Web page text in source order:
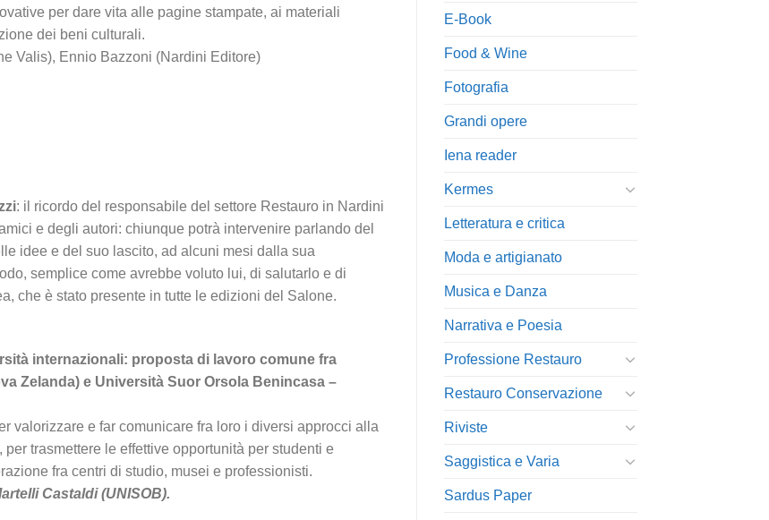
per dare vita alle pagine stampate, ai materiali
dei beni culturali.
Valis), Ennio Bazzoni (Nardini Editore)
: il ricordo del responsabile del settore Restauro in Nardini
e degli autori: chiunque potrà intervenire parlando del
idee e del suo lascito, ad alcuni mesi dalla sua
semplice come avrebbe voluto lui, di salutarlo e di
che è stato presente in tutte le edizioni del Salone.
internazionali: proposta di lavoro comune fra
Zelanda) e Università Suor Orsola Benincasa –
valorizzare e far comunicare fra loro i diversi approcci alla
trasmettere le effettive opportunità per studenti e
fra centri di studio, musei e professionisti.
Castaldi (UNISOB).
E-Book
Food & Wine
Fotografia
Grandi opere
Iena reader
Kermes
Letteratura e critica
Moda e artigianato
Musica e Danza
Narrativa e Poesia
Professione Restauro
Restauro Conservazione
Riviste
Saggistica e Varia
Sardus Paper